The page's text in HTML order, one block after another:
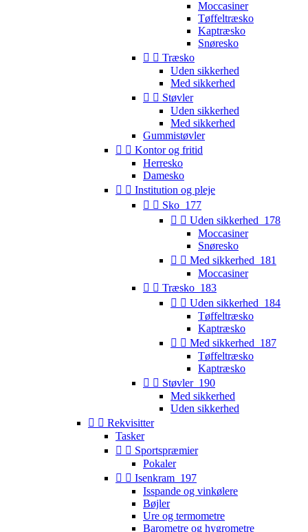
Moccasiner
Tøffeltræsko
Kaptræsko
Snøresko
  Træsko
Uden sikkerhed
Med sikkerhed
  Støvler
Uden sikkerhed
Med sikkerhed
Gummistøvler
  Kontor og fritid
Herresko
Damesko
  Institution og pleje
  Sko_177
  Uden sikkerhed_178
Moccasiner
Snøresko
  Med sikkerhed_181
Moccasiner
  Træsko_183
  Uden sikkerhed_184
Tøffeltræsko
Kaptræsko
  Med sikkerhed_187
Tøffeltræsko
Kaptræsko
  Støvler_190
Med sikkerhed
Uden sikkerhed
  Rekvisitter
Tasker
  Sportspræmier
Pokaler
  Isenkram_197
Isspande og vinkølere
Bøjler
Ure og termometre
Barometre og hygrometre